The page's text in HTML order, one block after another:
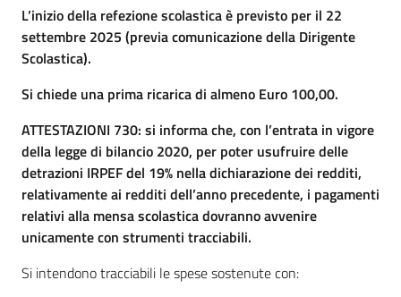
L’inizio della refezione scolastica è previsto per il 22
settembre 2025 (previa comunicazione della Dirigente
Scolastica).
Si chiede una prima ricarica di almeno Euro 100,00.
ATTESTAZIONI 730: si informa che, con l’entrata in vigore
della legge di bilancio 2020, per poter usufruire delle
detrazioni IRPEF del 19% nella dichiarazione dei redditi,
relativamente ai redditi dell’anno precedente, i pagamenti
relativi alla mensa scolastica dovranno avvenire
unicamente con strumenti tracciabili.
Si intendono tracciabili le spese sostenute con: